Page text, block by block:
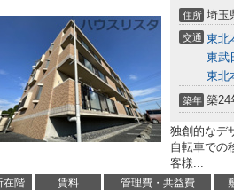
住所 埼玉
交通 東北
東武
東北
築年 築24
独創的なデ
自転車での
客様...
在階 賃料 管理費・共益費